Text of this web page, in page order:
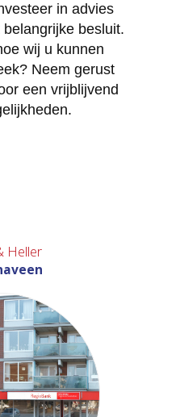
in advies
besluit.
wij u kunnen
Neem gerust
een vrijblijvend
Heller